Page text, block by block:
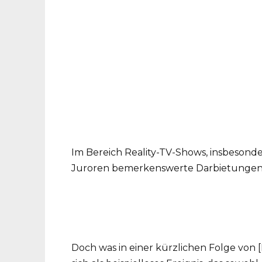
Im Bereich Reality-TV-Shows,
Juroren bemerkenswerte
Doch was in einer kürzlichen Folge von